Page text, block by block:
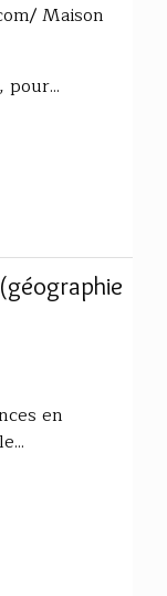
Maison
pour...
en